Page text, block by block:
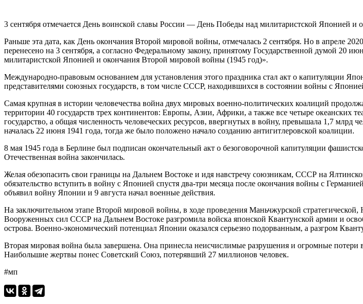
3 сентября отмечается День воинской славы России — День Победы над милитаристской Японией и
Раньше эта дата, как День окончания Второй мировой войны, отмечалась 2 сентября. Но в апреле
перенесено на 3 сентября, а согласно Федеральному закону, принятому Государственной думой
милитаристской Японией и окончания Второй мировой войны (1945 год)».
Международно-правовым основанием для установления этого праздника стал акт о капитуляции
представителями союзных государств, в том числе СССР, находившихся в состоянии войны с
Самая крупная в истории человечества война двух мировых военно-политических коалиций
территории 40 государств трех континентов: Европы, Азии, Африки, а также все четыре
государство, а общая численность человеческих ресурсов, ввергнутых в войну, превышала 1,7
началась 22 июня 1941 года, тогда же было положено начало созданию антигитлеровской коалиции.
8 мая 1945 года в Берлине был подписан окончательный акт о безоговорочной капитуляции
Отечественная война закончилась.
Желая обезопасить свои границы на Дальнем Востоке и идя навстречу союзникам, СССР на
обязательство вступить в войну с Японией спустя два-три месяца после окончания войны с
объявил войну Японии и 9 августа начал военные действия.
На заключительном этапе Второй мировой войны, в ходе проведения Маньчжурской
Вооруженных сил СССР на Дальнем Востоке разгромила войска японской Квантунской армии и
острова. Военно-экономический потенциал Японии оказался серьезно подорванным, а разгром
Вторая мировая война была завершена. Она принесла неисчислимые разрушения и огромные
Наибольшие жертвы понес Советский Союз, потерявший 27 миллионов человек.
#мп